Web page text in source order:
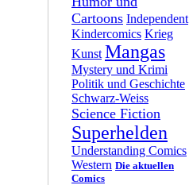
Cartoons Independent
Kindercomics Krieg
Kunst Mangas
Mystery und Krimi
Politik und Geschichte
Schwarz-Weiss
Science Fiction
Superhelden
Understanding Comics
Western Die aktuellen
Comics